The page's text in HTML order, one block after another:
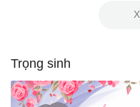
Trọng sinh